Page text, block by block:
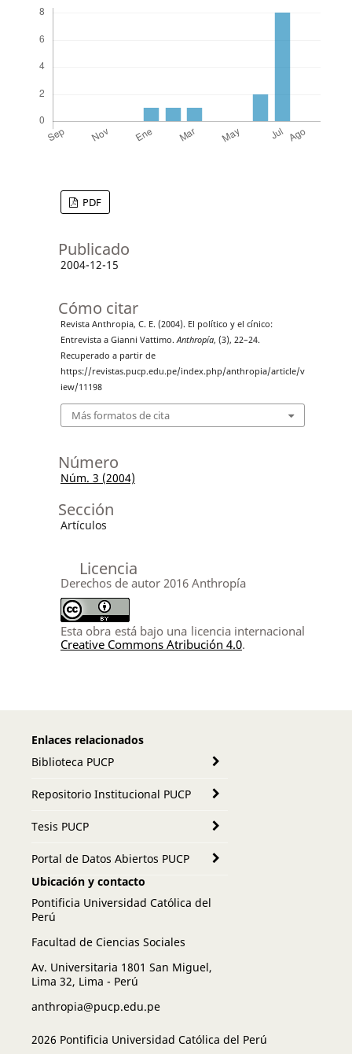
PDF
Publicado
2004-12-15
Cómo citar
Revista Anthropia, C. E. (2004). El político y el cínico:
Entrevista a Gianni Vattimo.Anthropía, (3), 22–24.
Recuperado a partir de
https://revistas.pucp.edu.pe/index.php/anthropia/article/v
iew/11198
Más formatos de cita
Número
Núm. 3 (2004)
Sección
Artículos
Licencia
Derechos de autor 2016 Anthropía
Esta obra está bajo una licencia internacional
Creative Commons Atribución 4.0.
Enlaces relacionados
Biblioteca PUCP
Repositorio Institucional PUCP
Tesis PUCP
Portal de Datos Abiertos PUCP
Ubicación y contacto
Pontificia Universidad Católica del
Perú
Facultad de Ciencias Sociales
Av. Universitaria 1801 San Miguel,
Lima 32, Lima - Perú
anthropia@pucp.edu.pe
2026 Pontificia Universidad Católica del Perú